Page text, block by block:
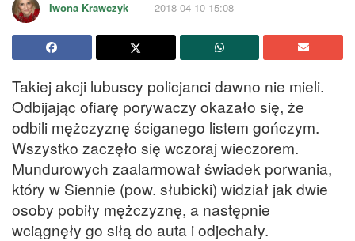
Iwona Krawczyk 2018-04-10 15:08
Takiej akcji lubuscy policjanci dawno nie mieli.
Odbijając ofiarę porywaczy okazało się, że
odbili mężczyznę ściganego listem gończym.
Wszystko zaczęło się wczoraj wieczorem.
Mundurowych zaalarmował świadek porwania,
który w Siennie (pow. słubicki) widział jak dwie
osoby pobiły mężczyznę, a następnie
wciągnęły go siłą do auta i odjechały.